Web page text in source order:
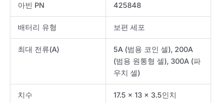
아빈 PN
425848
배터리 유형 보편 세포
최대 전류(A)
5A (범용 코인 셀), 200A
(범용 원통형 셀), 300A (파
우치 셀)
치수 17.5 x 13 x 3.5인치